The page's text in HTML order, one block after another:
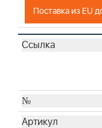
Поставка из EU